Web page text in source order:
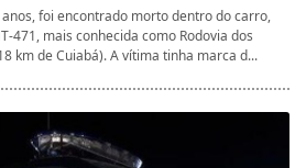
foi encontrado morto dentro do carro,
471, mais conhecida como Rodovia dos
km de Cuiabá). A vítima tinha marca d...